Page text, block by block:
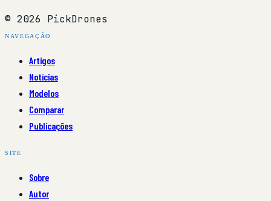
© 2026 PickDrones
NAVEGAÇÃO
Artigos
Notícias
Modelos
Comparar
Publicações
SITE
Sobre
Autor